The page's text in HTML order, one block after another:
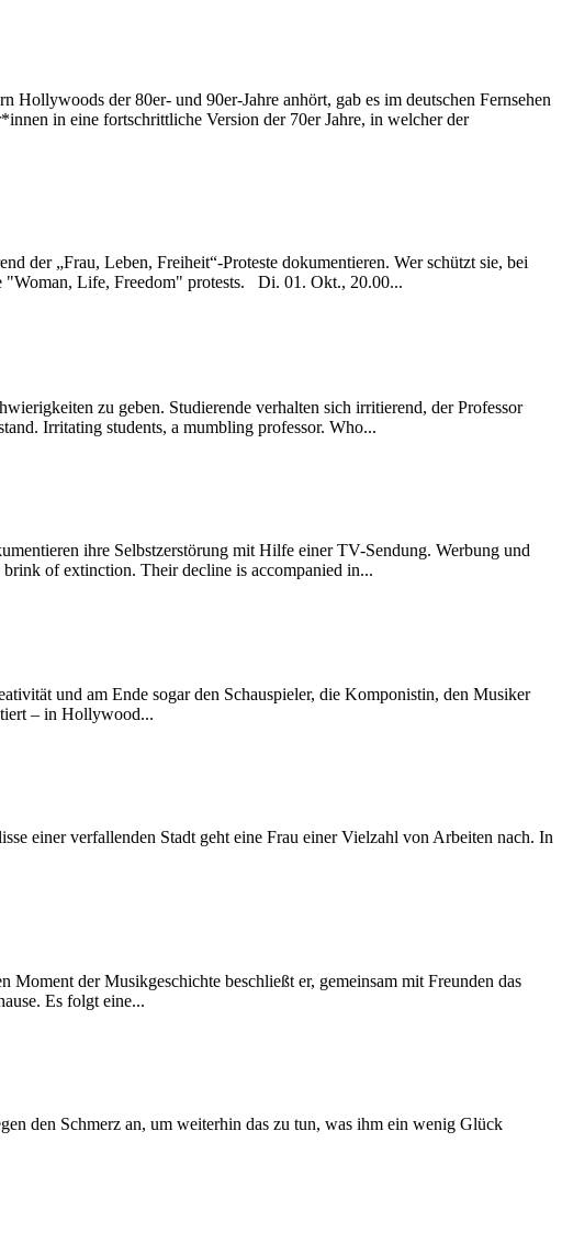
der 80er- und 90er-Jahre anhört, gab es im deutschen Fernsehen
in eine fortschrittliche Version der 70er Jahre, in welcher der
der „Frau, Leben, Freiheit“-Proteste dokumentieren. Wer schützt sie, bei
"Woman, Life, Freedom" protests. Di. 01. Okt., 20.00...
Irritating students, a mumbling professor. Who...
ihre Selbstzerstörung mit Hilfe einer TV-Sendung. Werbung und
of extinction. Their decline is accompanied in...
und am Ende sogar den Schauspieler, die Komponistin, den Musiker
– in Hollywood...
einer verfallenden Stadt geht eine Frau einer Vielzahl von Arbeiten nach. In
der Musikgeschichte beschließt er, gemeinsam mit Freunden das
Es folgt eine...
den Schmerz an, um weiterhin das zu tun, was ihm ein wenig Glück